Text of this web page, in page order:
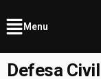
Menu
Defesa